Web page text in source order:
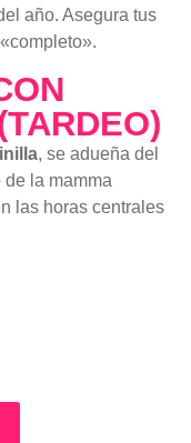
año. Asegura tus
, se adueña del
la mamma
las horas centrales